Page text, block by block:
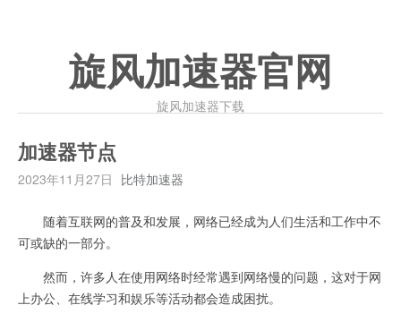
旋风加速器官网
旋风加速器下载
加速器节点
2023年11月27日 比特加速器
随着互联网的普及和发展，网络已经成为人们生活和工作中不
可或缺的一部分。
然而，许多人在使用网络时经常遇到网络慢的问题，这对于网
上办公、在线学习和娱乐等活动都会造成困扰。